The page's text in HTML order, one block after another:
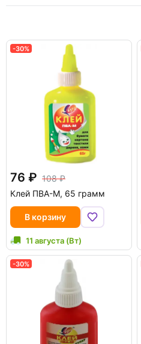
-30%
76
108
Клей ПВА-М, 65 грамм
В корзину
11 августа (Вт)
-30%